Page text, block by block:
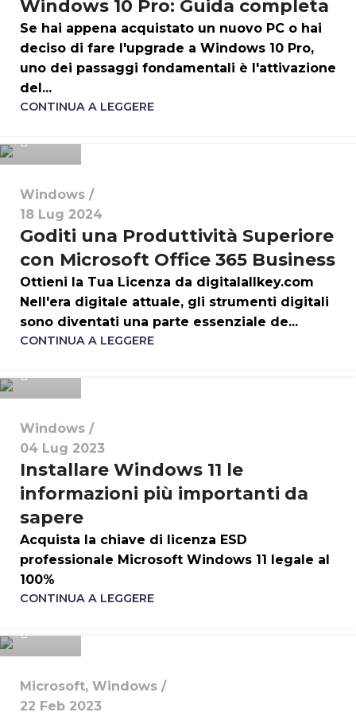
Windows 10 Pro: Guida completa
Se hai appena acquistato un nuovo PC o hai
deciso di fare l'upgrade a Windows 10 Pro,
uno dei passaggi fondamentali è l'attivazione
del...
CONTINUA A LEGGERE
Windows
18 Lug 2024
Goditi una Produttività Superiore
con Microsoft Office 365 Business
Ottieni la Tua Licenza da digitalallkey.com
Nell'era digitale attuale, gli strumenti digitali
sono diventati una parte essenziale de...
CONTINUA A LEGGERE
Windows
04 Lug 2023
Installare Windows 11 le
informazioni più importanti da
sapere
Acquista la chiave di licenza ESD
professionale Microsoft Windows 11 legale al
100%
CONTINUA A LEGGERE
Microsoft, Windows
22 Feb 2023